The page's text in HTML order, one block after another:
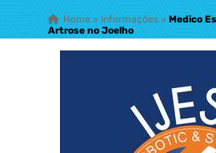
Home » Informações » Medico
Artrose no Joelho